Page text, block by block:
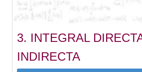
3. INTEGRAL
INDIRECTA